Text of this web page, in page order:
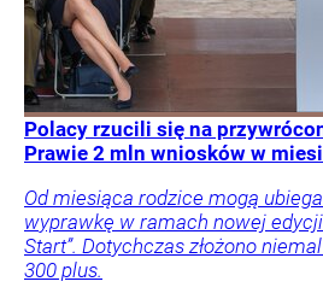
Polacy rzucili się na
Prawie 2 mln wniosków w
Od miesiąca rodzice mogą
wyprawkę w ramach nowej
Start”. Dotychczas złożono
300 plus.